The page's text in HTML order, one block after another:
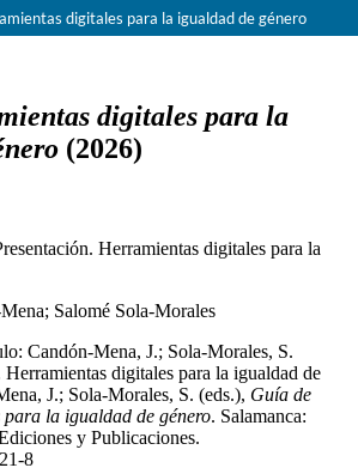
digitales para la igualdad de género